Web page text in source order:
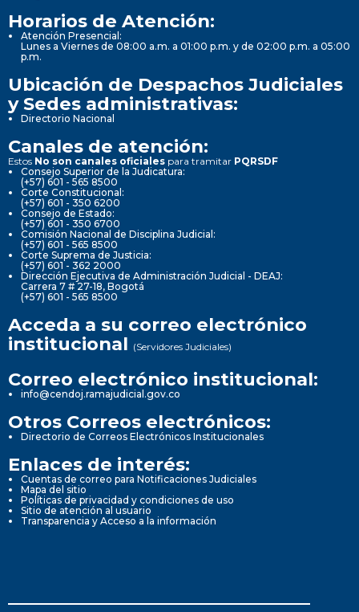
Horarios de Atención:
Atención Presencial:
Lunes a Viernes de 08:00 a.m. a 01:00 p.m. y de 02:00 p.m. a 05:00
p.m.
Ubicación de Despachos Judiciales
y Sedes administrativas:
Directorio Nacional
Canales de atención:
Estos No son canales oficiales para tramitar PQRSDF
Consejo Superior de la Judicatura:
(+57) 601 - 565 8500
Corte Constitucional:
(+57) 601 - 350 6200
Consejo de Estado:
(+57) 601 - 350 6700
Comisión Nacional de Disciplina Judicial:
(+57) 601 - 565 8500
Corte Suprema de Justicia:
(+57) 601 - 362 2000
Dirección Ejecutiva de Administración Judicial - DEAJ:
Carrera 7 # 27-18, Bogotá
(+57) 601 - 565 8500
Acceda a su correo electrónico
institucional (Servidores Judiciales)
Correo electrónico institucional:
info@cendoj.ramajudicial.gov.co
Otros Correos electrónicos:
Directorio de Correos Electrónicos Institucionales
Enlaces de interés:
Cuentas de correo para Notificaciones Judiciales
Mapa del sitio
Políticas de privacidad y condiciones de uso
Sitio de atención al usuario
Transparencia y Acceso a la información